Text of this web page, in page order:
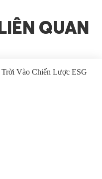
QUAN